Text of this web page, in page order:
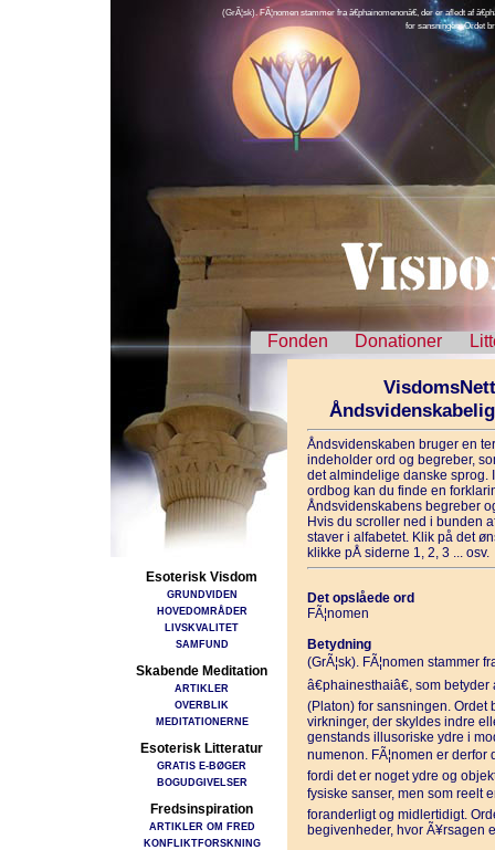
(GrÃ¦sk). FÃ¦nomen stammer fra â€phainomenonâ€, der er afledt af
for sansningen. Ordet
Fonden Donationer
Esoterisk Visdom
GRUNDVIDEN
HOVEDOMRÅDER
LIVSKVALITET
SAMFUND
Skabende Meditation
ARTIKLER
OVERBLIK
MEDITATIONERNE
Esoterisk Litteratur
GRATIS E-BØGER
BOGUDGIVELSER
Fredsinspiration
ARTIKLER OM FRED
KONFLIKTFORSKNING
Åndsvidenskaben bruger en
indeholder ord og begreber,
det almindelige danske sprog.
ordbog kan du finde en
Åndsvidenskabens begreber
Hvis du scroller ned i bunden
staver i alfabetet. Klik på det
klikke pÅ siderne 1, 2, 3 ... osv.
Det opslåede ord
FÃ¦nomen
Betydning
(GrÃ¦sk). FÃ¦nomen stammer
â€phainesthaiâ€, som betyder
(Platon) for sansningen. Ordet
virkninger, der skyldes indre
genstands illusoriske ydre i
numenon. FÃ¦nomen er derfor
fordi det er noget ydre og
fysiske sanser, men som reelt
foranderligt og midlertidigt.
begivenheder, hvor Ã¥rsagen